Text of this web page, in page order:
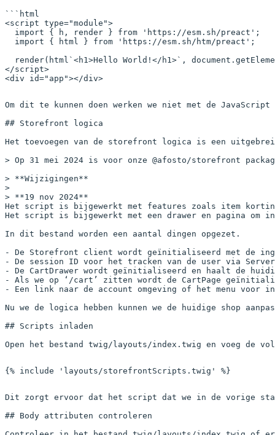
```html
<script type="module">
  import { h, render } from 'https://esm.sh/preact';
  import { html } from 'https://esm.sh/htm/preact';
render(html`<h1>Hello World!</h1>`,
</script>
Om dit te kunnen doen werken we niet met de
## Storefront logica
Het toevoegen van de storefront logica is een
> Op 31 mei 2024 is voor onze @afosto/storefront
> **Wijzigingen**
>
> **19 nov 2024**
Het script is bijgewerkt met features zoals item
Het script is bijgewerkt met een drawer en pagina om
In dit bestand worden een aantal dingen opgezet.
- De Storefront client wordt geïnitialiseerd met de
- De session ID voor het tracken van de user via
- De CartDrawer wordt geïnitialiseerd en haalt de
- Als we op ‘/cart’ zitten wordt de CartPage
- Een link naar de account omgeving of het menu
Nu we de logica hebben kunnen we de huidige shop
## Scripts inladen
Open het bestand twig/layouts/index.twig en voeg de
{% include 'layouts/storefrontScripts.twig' %}
Dit zorgt ervoor dat het script dat we in de vorige stap
## Body attributen controleren